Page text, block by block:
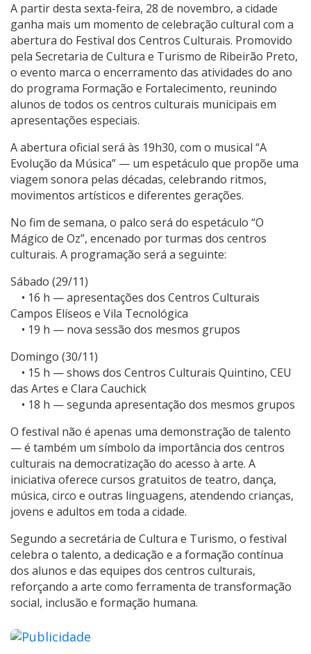
A partir desta sexta-feira, 28 de novembro, a cidade
ganha mais um momento de celebração cultural com a
abertura do Festival dos Centros Culturais. Promovido
pela Secretaria de Cultura e Turismo de Ribeirão Preto,
o evento marca o encerramento das atividades do ano
do programa Formação e Fortalecimento, reunindo
alunos de todos os centros culturais municipais em
apresentações especiais.
A abertura oficial será às 19h30, com o musical “A
Evolução da Música” — um espetáculo que propõe uma
viagem sonora pelas décadas, celebrando ritmos,
movimentos artísticos e diferentes gerações.
No fim de semana, o palco será do espetáculo “O
Mágico de Oz”, encenado por turmas dos centros
culturais. A programação será a seguinte:
Sábado (29/11)
• 16 h — apresentações dos Centros Culturais
Campos Elíseos e Vila Tecnológica
• 19 h — nova sessão dos mesmos grupos
Domingo (30/11)
• 15 h — shows dos Centros Culturais Quintino, CEU
das Artes e Clara Cauchick
• 18 h — segunda apresentação dos mesmos grupos
O festival não é apenas uma demonstração de talento
— é também um símbolo da importância dos centros
culturais na democratização do acesso à arte. A
iniciativa oferece cursos gratuitos de teatro, dança,
música, circo e outras linguagens, atendendo crianças,
jovens e adultos em toda a cidade.
Segundo a secretária de Cultura e Turismo, o festival
celebra o talento, a dedicação e a formação contínua
dos alunos e das equipes dos centros culturais,
reforçando a arte como ferramenta de transformação
social, inclusão e formação humana.